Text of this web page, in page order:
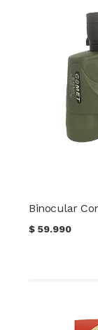
$59.990